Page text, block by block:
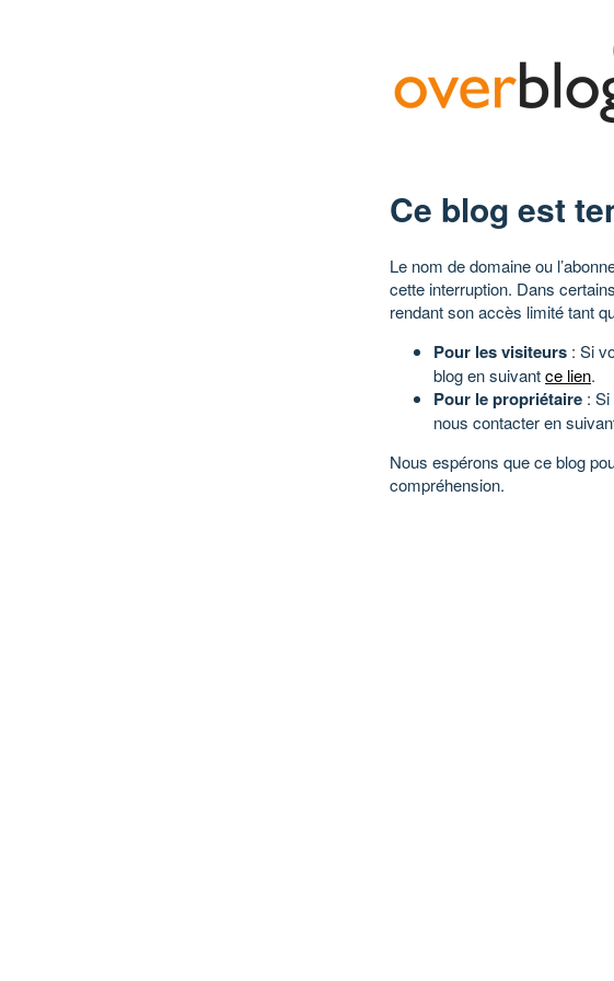
Ce blog est
Le nom de domaine ou
cette interruption. Dans
rendant son accès limité tant
Pour les visiteurs : Si
blog en suivantce lien.
Pour le propriétaire :
nous contacter en
Nous espérons que ce blog
compréhension.